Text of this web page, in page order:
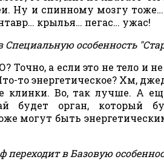
Ну и спинному мозгу
крылья… пегас… ужас!
особенность
а если это не тело и
то энергетическое? Хм,
клинки. Во, так лучше. А
будет орган, который
могут быть
переходит в Базовую